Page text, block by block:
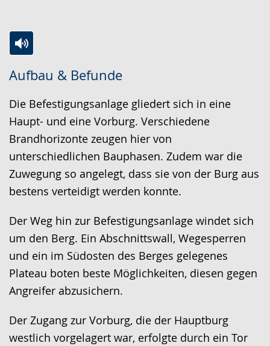
Aufbau & Befunde
Leichten
Sprache
wechseln.
Audio-
Unterstützung.
Video
in
Deutscher
Gebärdensprache
wird
angezeigt.
Die Befestigungsanlage gliedert sich in eine
Haupt- und eine Vorburg. Verschiedene
Brandhorizonte zeugen hier von
unterschiedlichen Bauphasen. Zudem war die
Zuwegung so angelegt, dass sie von der Burg aus
bestens verteidigt werden konnte.
Der Weg hin zur Befestigungsanlage windet sich
um den Berg. Ein Abschnittswall, Wegesperren
und ein im Südosten des Berges gelegenes
Plateau boten beste Möglichkeiten, diesen gegen
Angreifer abzusichern.
Der Zugang zur Vorburg, die der Hauptburg
westlich vorgelagert war, erfolgte durch ein Tor